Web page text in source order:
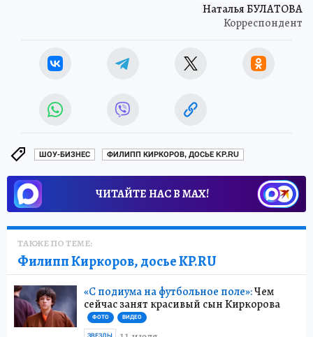
Наталья БУЛАТОВА
Корреспондент
ШОУ-БИЗНЕС ФИЛИПП КИРКОРОВ, ДОСЬЕ KP.RU
ЧИТАЙТЕ НАС В МАХ!
ТАКЖЕ ПО ТЕМЕ:
Филипп Киркоров, досье KP.RU
«С подиума на футбольное поле»:Чем
сейчас занят красивый сын Киркорова
ФОТО ВИДЕО